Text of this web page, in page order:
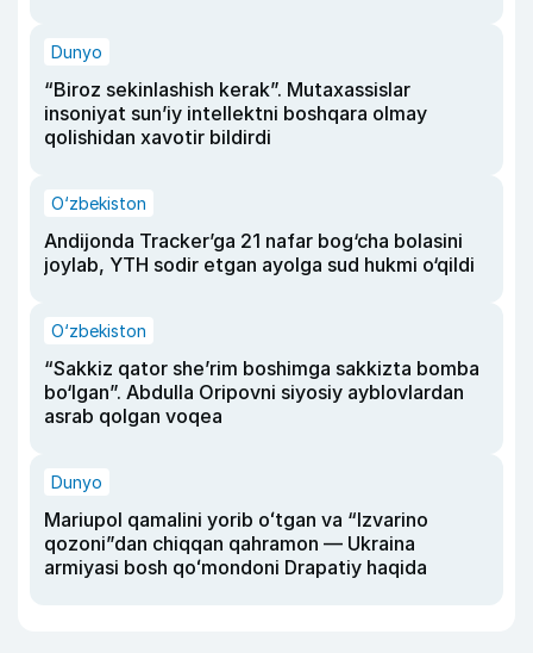
Dunyo
“Biroz sekinlashish kerak”. Mutaxassislar
insoniyat sun’iy intellektni boshqara olmay
qolishidan xavotir bildirdi
O‘zbekiston
Andijonda Tracker’ga 21 nafar bog‘cha bolasini
joylab, YTH sodir etgan ayolga sud hukmi o‘qildi
O‘zbekiston
“Sakkiz qator she’rim boshimga sakkizta bomba
bo‘lgan”. Abdulla Oripovni siyosiy ayblovlardan
asrab qolgan voqea
Dunyo
Mariupol qamalini yorib oʻtgan va “Izvarino
qozoni”dan chiqqan qahramon — Ukraina
armiyasi bosh qoʻmondoni Drapatiy haqida